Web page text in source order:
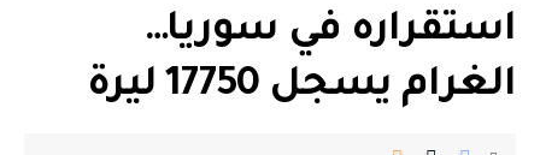
استقراره في سوريا…
الغرام يسجل 17750 ليرة